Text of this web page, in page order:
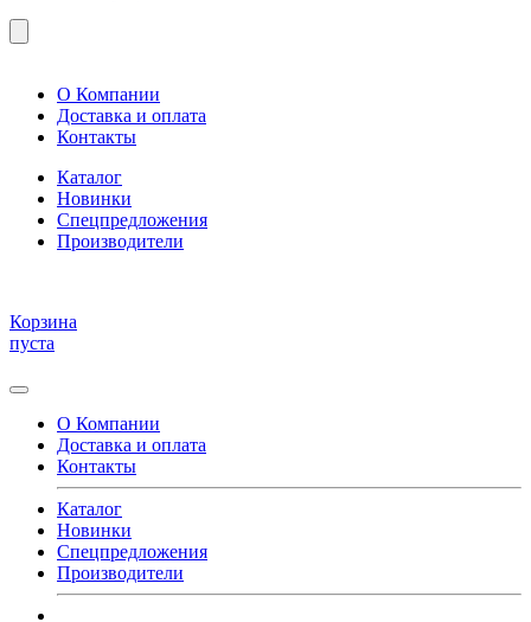
О Компании
Доставка и оплата
Контакты
Каталог
Новинки
Спецпредложения
Производители
Корзина
пуста
О Компании
Доставка и оплата
Контакты
Каталог
Новинки
Спецпредложения
Производители